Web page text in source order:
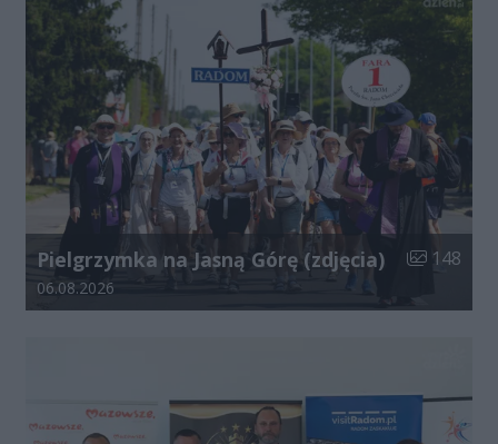
Pielgrzymka na Jasną Górę (zdjęcia) Liczba
148
Data dodania galerii:
06.08.2026